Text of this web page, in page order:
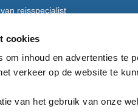
cookies
om inhoud en advertenties te
verkeer op de website te
van het gebruik van onze
reisspecialist